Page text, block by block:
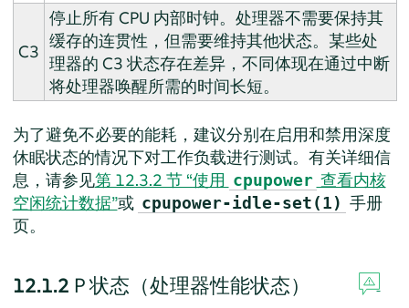
C3
停止所有 CPU 内部时钟。处理器不需要保持其
缓存的连贯性，但需要维持其他状态。某些处
理器的 C3 状态存在差异，不同体现在通过中断
将处理器唤醒所需的时间长短。
为了避免不必要的能耗，建议分别在启用和禁用深度
休眠状态的情况下对工作负载进行测试。有关详细信
息，请参见第 12.3.2 节 “使用 cpupower 查看内核
空闲统计数据”或 cpupower-idle-set(1) 手册
页。
12.1.2 P 状态（处理器性能状态）